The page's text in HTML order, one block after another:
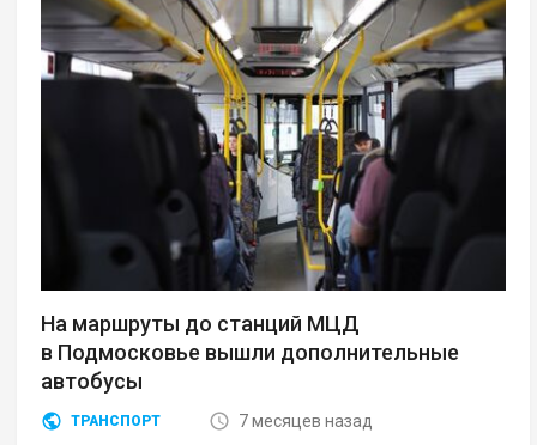
На маршруты до станций МЦД
в Подмосковье вышли дополнительные
автобусы
ТРАНСПОРТ 7 месяцев назад